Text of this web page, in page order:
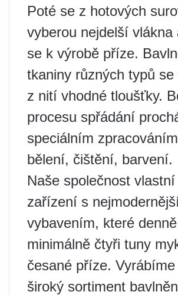
Poté se z hotových
vyberou nejdelší vlákna
se k výrobě příze.
tkaniny různých typů
z nití vhodné tloušťky.
procesu spřádání
speciálním
bělení, čištění, barvení.
Naše společnost
zařízení s
vybavením, které
minimálně čtyři tuny
česané příze. Vyrábíme
široký sortiment